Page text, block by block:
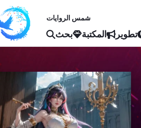
شمس الروايات
بحث المكتبة تطوير